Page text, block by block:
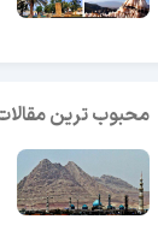
محبوب ترین